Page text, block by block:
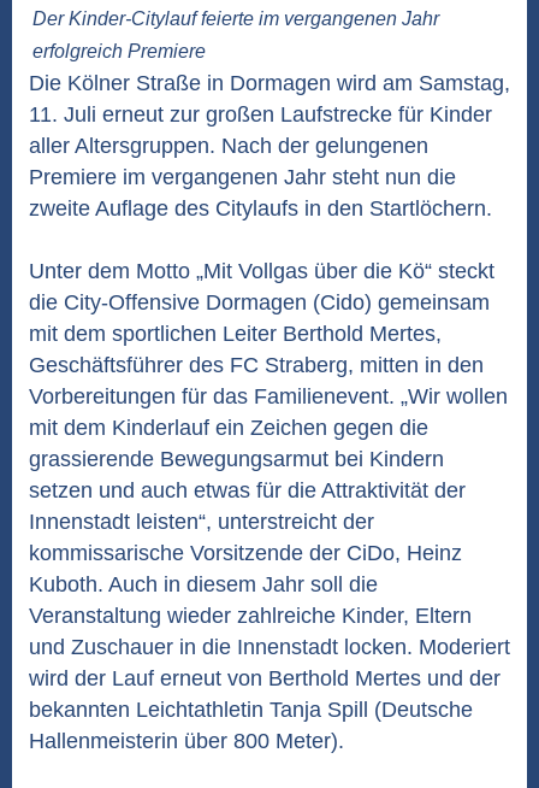
Der Kinder-Citylauf feierte im vergangenen Jahr
erfolgreich Premiere
Die Kölner Straße in Dormagen wird am Samstag,
11. Juli erneut zur großen Laufstrecke für Kinder
aller Altersgruppen. Nach der gelungenen
Premiere im vergangenen Jahr steht nun die
zweite Auflage des Citylaufs in den Startlöchern.
Unter dem Motto „Mit Vollgas über die Kö“ steckt
die City-Offensive Dormagen (Cido) gemeinsam
mit dem sportlichen Leiter Berthold Mertes,
Geschäftsführer des FC Straberg, mitten in den
Vorbereitungen für das Familienevent. „Wir wollen
mit dem Kinderlauf ein Zeichen gegen die
grassierende Bewegungsarmut bei Kindern
setzen und auch etwas für die Attraktivität der
Innenstadt leisten“, unterstreicht der
kommissarische Vorsitzende der CiDo, Heinz
Kuboth. Auch in diesem Jahr soll die
Veranstaltung wieder zahlreiche Kinder, Eltern
und Zuschauer in die Innenstadt locken. Moderiert
wird der Lauf erneut von Berthold Mertes und der
bekannten Leichtathletin Tanja Spill (Deutsche
Hallenmeisterin über 800 Meter).